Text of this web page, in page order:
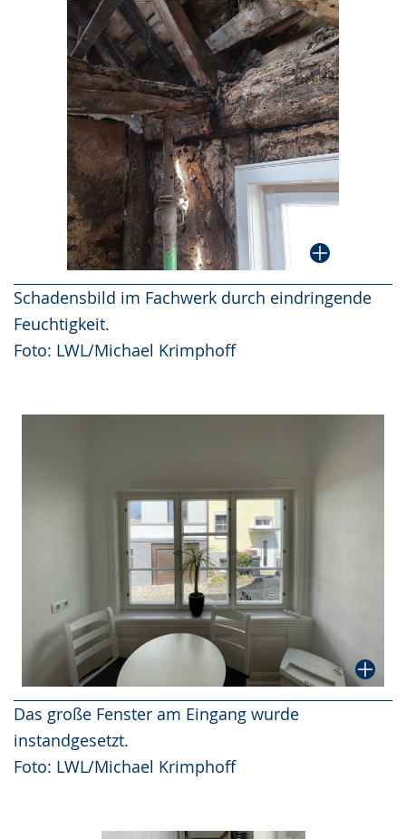
Schadensbild im Fachwerk durch eindringende
Feuchtigkeit.
Foto: LWL/Michael Krimphoff
Das große Fenster am Eingang wurde
instandgesetzt.
Foto: LWL/Michael Krimphoff